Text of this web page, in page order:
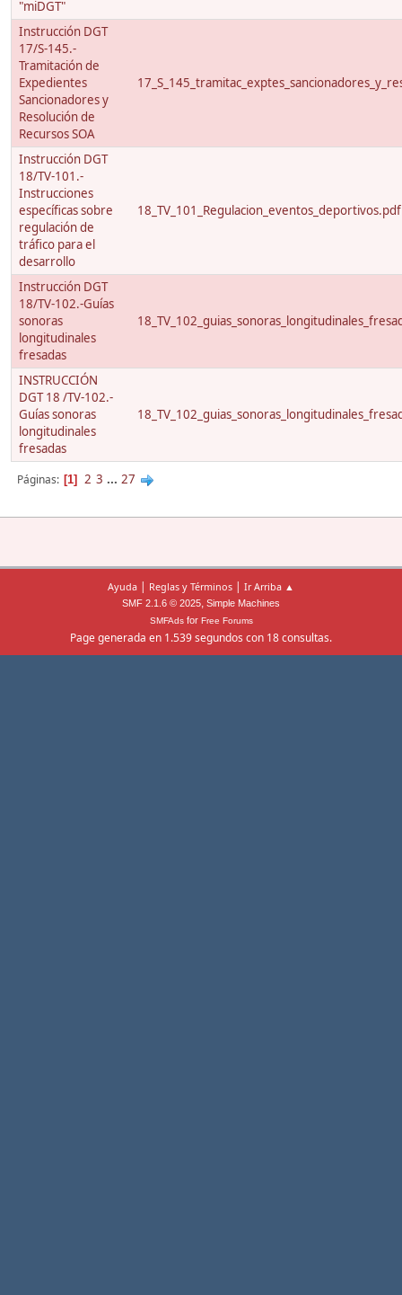
"miDGT"
Instrucción DGT
17/S-145.-
Tramitación de
Expedientes
Sancionadores y
Resolución de
Recursos SOA
Instrucción DGT
18/TV-101.-
Instrucciones
específicas sobre
regulación de
tráfico para el
desarrollo
18_TV_101_Regulacion_eventos_deportivos.pdf
Instrucción DGT
18/TV-102.-Guías
sonoras
longitudinales
fresadas
INSTRUCCIÓN
DGT 18 /TV-102.-
Guías sonoras
longitudinales
fresadas
Páginas 1 2 3 ... 27
Ayuda | Reglas y Términos | Ir Arriba ▲
SMF 2.1.6 © 2025, Simple Machines
SMFAdsfor Free Forums
Page generada en 1.539 segundos con 18 consultas.